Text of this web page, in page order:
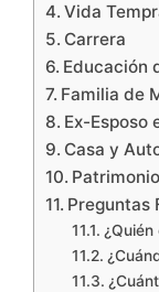
Vida
Carrera
Educación
Familia de
Ex-Esposo
Casa y
Preguntas